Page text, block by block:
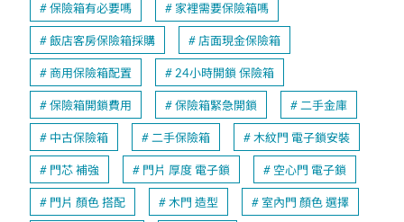
保險箱有必要嗎 家裡需要保險箱嗎
飯店客房保險箱採購 店面現金保險箱
商用保險箱配置 24小時開鎖 保險箱
保險箱開鎖費用 保險箱緊急開鎖 二手金庫
中古保險箱 二手保險箱 木紋門 電子鎖安裝
門芯 補強 門片 厚度 電子鎖 空心門 電子鎖
門片 顏色 搭配 木門 造型 室內門 顏色 選擇